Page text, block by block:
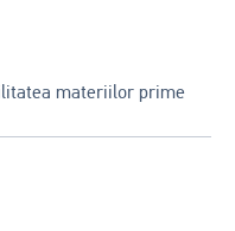
materiilor prime